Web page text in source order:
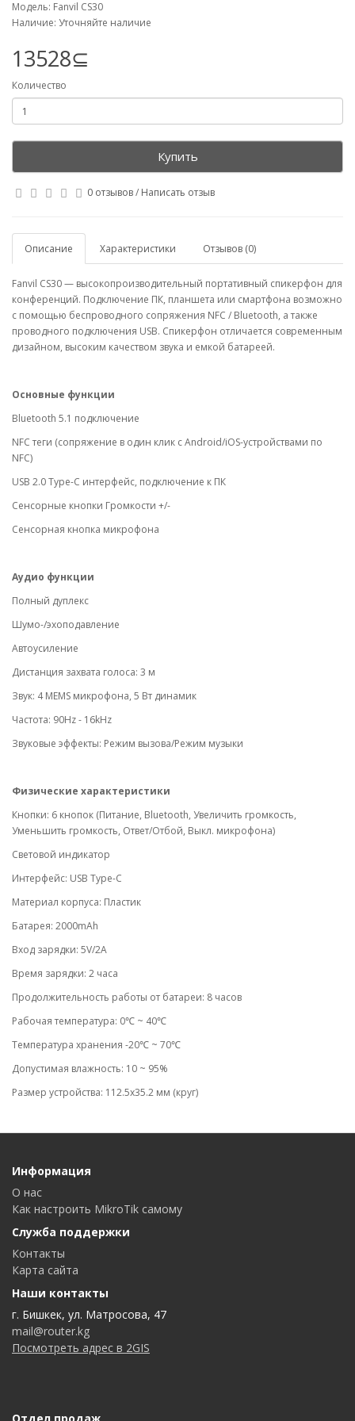
Модель: Fanvil CS30
Наличие: Уточняйте наличие
13528⊆
Количество
Купить
0 отзывов/ Написать отзыв
Описание Характеристики Отзывов (0)
Fanvil CS30 — высокопроизводительный портативный спикерфон для
конференций. Подключение ПК, планшета или смартфона возможно
с помощью беспроводного сопряжения NFC / Bluetooth, а также
проводного подключения USB. Спикерфон отличается современным
дизайном, высоким качеством звука и емкой батареей.
Основные функции
Bluetooth 5.1 подключение
NFC теги (сопряжение в один клик с Android/iOS-устройствами по
NFC)
USB 2.0 Type-C интерфейс, подключение к ПК
Сенсорные кнопки Громкости +/-
Сенсорная кнопка микрофона
Аудио функции
Полный дуплекс
Шумо-/эхоподавление
Автоусиление
Дистанция захвата голоса: 3 м
Звук: 4 MEMS микрофона, 5 Вт динамик
Частота: 90Hz - 16kHz
Звуковые эффекты: Режим вызова/Режим музыки
Физические характеристики
Кнопки: 6 кнопок (Питание, Bluetooth, Увеличить громкость,
Уменьшить громкость, Ответ/Отбой, Выкл. микрофона)
Световой индикатор
Интерфейс: USB Type-C
Материал корпуса: Пластик
Батарея: 2000mAh
Вход зарядки: 5V/2A
Время зарядки: 2 часа
Продолжительность работы от батареи: 8 часов
Рабочая температура: 0℃ ~ 40℃
Температура хранения -20℃ ~ 70℃
Допустимая влажность: 10 ~ 95%
Размер устройства: 112.5x35.2 мм (круг)
Информация
О нас
Как настроить MikroTik самому
Служба поддержки
Контакты
Карта сайта
Наши контакты
г. Бишкек, ул. Матросова, 47
mail@router.kg
Посмотреть адрес в 2GIS